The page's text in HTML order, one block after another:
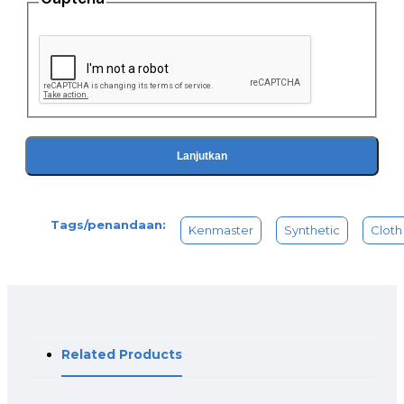
tidak kering dan siliconenya terjaga dengan baik
- Memiliki Serat Ganda sehingga bisa menghilangkan debu
dan kotoran lebih banyak
Jika kain sintetis Anda mengering dan menjadi keras, hanya
bilas dengan air hangat sampai menjadi lembut
Bilas dengan baik sebelum digunakan untuk pertama kali
Lanjutkan
Tags/penandaan: Kenmaster Synthetic Cloth
Related Products